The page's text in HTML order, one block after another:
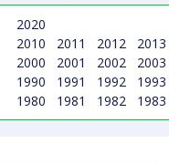
2020
2010 2011 2012 2013
2000 2001 2002 2003
1990 1991 1992 1993
1980 1981 1982 1983